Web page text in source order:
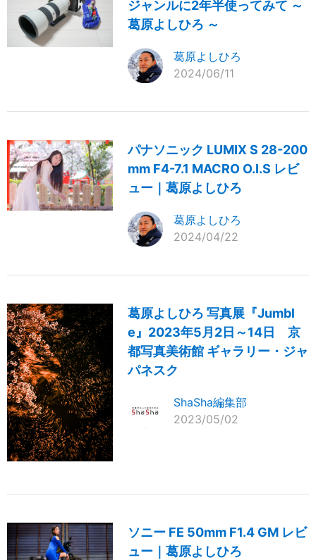
ジャンルに2年半使ってみて ～
葛原よしひろ ～
葛原よしひろ
2024/06/11
パナソニック LUMIX S 28-200
mm F4-7.1 MACRO O.I.S レビ
ュー｜葛原よしひろ
葛原よしひろ
2024/04/22
葛原よしひろ 写真展『Jumbl
e』2023年5月2日～14日 京
都写真美術館 ギャラリー・ジャ
パネスク
ShaSha編集部
2023/05/02
ソニー FE 50mm F1.4 GM レビ
ュー｜葛原よしひろ